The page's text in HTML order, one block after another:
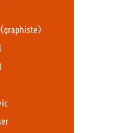
(graphiste)